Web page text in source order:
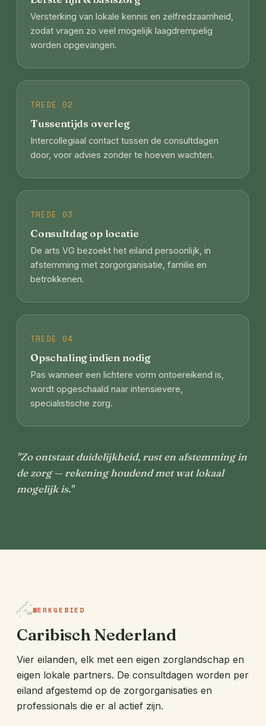
Versterking van lokale kennis en zelfredzaamheid,
zodat vragen zo veel mogelijk laagdrempelig
worden opgevangen.
TREDE 02
Tussentijds overleg
Intercollegiaal contact tussen de consultdagen
door, voor advies zonder te hoeven wachten.
TREDE 03
Consultdag op locatie
De arts VG bezoekt het eiland persoonlijk, in
afstemming met zorgorganisatie, familie en
betrokkenen.
TREDE 04
Opschaling indien nodig
Pas wanneer een lichtere vorm ontoereikend is,
wordt opgeschaald naar intensievere,
specialistische zorg.
"Zo ontstaat duidelijkheid, rust en afstemming in
de zorg — rekening houdend met wat lokaal
mogelijk is."
WERKGEBIED
Caribisch Nederland
Vier eilanden, elk met een eigen zorglandschap en
eigen lokale partners. De consultdagen worden per
eiland afgestemd op de zorgorganisaties en
professionals die er al actief zijn.